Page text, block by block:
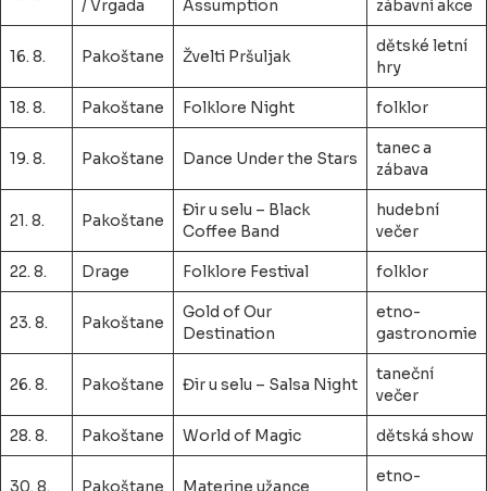
/ Vrgada
Assumption
zábavní akce
16. 8. Pakoštane Žvelti Pršuljak
dětské letní
hry
18. 8. Pakoštane Folklore Night folklor
19. 8. Pakoštane Dance Under the Stars
tanec a
zábava
21. 8. Pakoštane
Đir u selu – Black
Coffee Band
hudební
večer
22. 8. Drage Folklore Festival folklor
23. 8. Pakoštane
Gold of Our
Destination
etno-
gastronomie
26. 8. Pakoštane Đir u selu – Salsa Night
taneční
večer
28. 8. Pakoštane World of Magic dětská show
etno-